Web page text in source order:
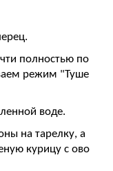
полностью по
режим "Туше
воде.
на тарелку, а
курицу с ово